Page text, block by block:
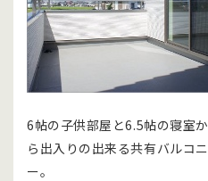
6帖の子供部屋と6.5帖の寝室か
ら出入りの出来る共有バルコニ
ー。